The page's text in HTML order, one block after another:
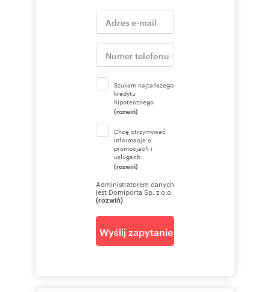
Szukam najtańszego
kredytu
hipotecznego
(rozwiń)
Chcę otrzymywać
informacje o
promocjach i
usługach.
(rozwiń)
Administratorem danych
jest Domiporta Sp. z o.o.
(rozwiń)
Wyślij zapytanie